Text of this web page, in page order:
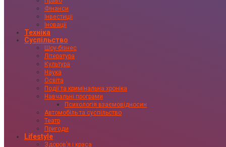
Фінанси
Інвестиції
Іновації
Техніка
Суспільство
Шоу-бізнес
Література
Культура
Наука
Освіта
Події та кримінальна хроніка
Навчальні програми
Психологія взаємовідносин
Автомобіль та суспільство
Театр
Пригоди
Lifestyle
Здоровʼя і краса